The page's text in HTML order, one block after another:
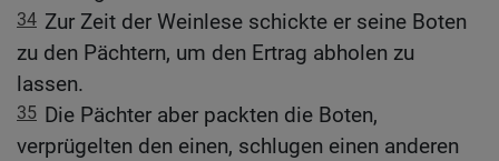
34 Zur Zeit der Weinlese schickte er seine Boten
zu den Pächtern, um den Ertrag abholen zu
lassen.
35 Die Pächter aber packten die Boten,
verprügelten den einen, schlugen einen anderen